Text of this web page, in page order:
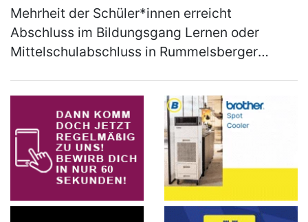
Mehrheit der Schüler*innen erreicht
Abschluss im Bildungsgang Lernen oder
Mittelschulabschluss in Rummelsberger
Berufsleben" f…(mehr)